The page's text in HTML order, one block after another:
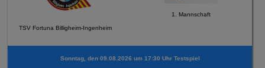
TSV Fortuna Billigheim-Ingenheim
1. Mannschaft
Sonntag, den 09.08.2026 um 17:30 Uhr Testspiel